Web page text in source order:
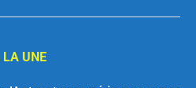
LA UNE